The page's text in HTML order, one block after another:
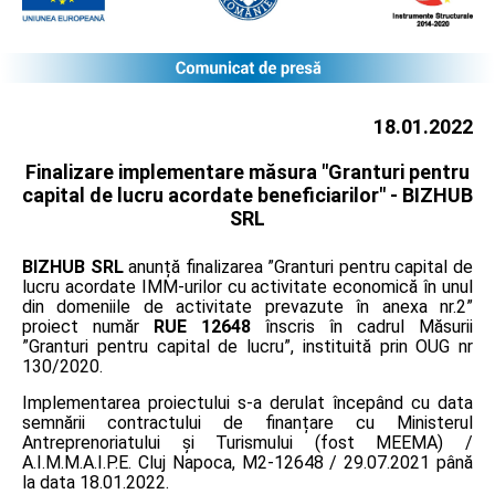
18.01.2022
Finalizare implementare măsura "Granturi pentru
capital de lucru acordate beneficiarilor" - BIZHUB
SRL
BIZHUB SRLanunță finalizarea ”Granturi pentru capital de
lucru acordate IMM-urilor cu activitate economică în unul
din domeniile de activitate prevazute în anexa nr.2”
proiect număr RUE 12648 înscris în cadrul Măsurii
”Granturi pentru capital de lucru”, instituită prin OUG nr
130/2020.
Implementarea proiectului s-a derulat începând cu data
semnării contractului de finanțare cu Ministerul
Antreprenoriatului și Turismului (fost MEEMA) /
A.I.M.M.A.I.P.E. Cluj Napoca, M2-12648 / 29.07.2021 până
la data 18.01.2022.